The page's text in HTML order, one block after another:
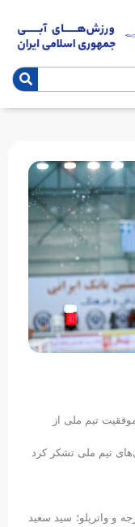
تیم ملی از
تیم ملی تشکر کرد
و واترپلو؛ سید سعید